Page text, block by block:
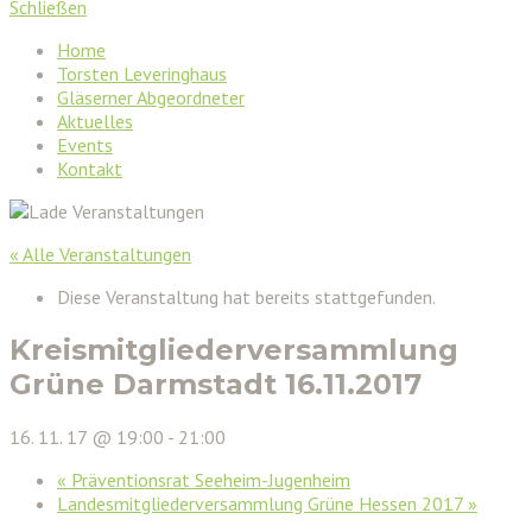
schließen
Schließen
Home
Torsten Leveringhaus
Gläserner Abgeordneter
Aktuelles
Events
Kontakt
« Alle Veranstaltungen
Diese Veranstaltung hat bereits stattgefunden.
Kreismitgliederversammlung
Grüne Darmstadt 16.11.2017
16. 11. 17 @ 19:00 - 21:00
« Präventionsrat Seeheim-Jugenheim
Landesmitgliederversammlung Grüne Hessen 2017 »